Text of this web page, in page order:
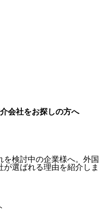
会社をお探しの方へ
検討中の企業様へ。外国
選ばれる理由を紹介しま